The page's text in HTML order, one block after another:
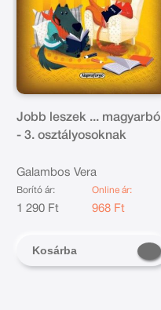
Jobb leszek ... magyarból
- 3. osztályosoknak
Galambos Vera
Borító ár:
1 290 Ft
Online ár:
968 Ft
Kosárba